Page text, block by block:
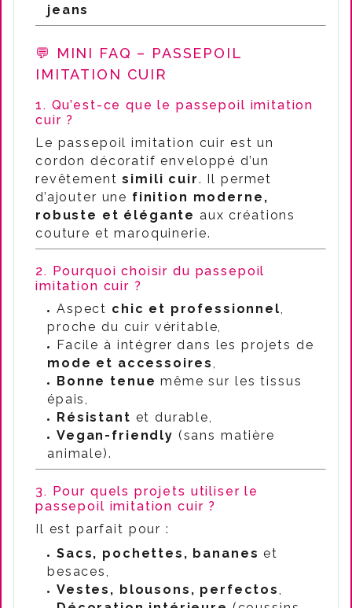
jeans
💬 MINI FAQ – PASSEPOIL
IMITATION CUIR
1. Qu’est-ce que le passepoil imitation
cuir ?
Le passepoil imitation cuir est un
cordon décoratif enveloppé d’un
revêtementsimili cuir. Il permet
d’ajouter une finition moderne,
robuste et élégante aux créations
couture et maroquinerie.
2. Pourquoi choisir du passepoil
imitation cuir ?
Aspect chic et professionnel
proche du cuir véritable,
Facile à intégrer dans les projets de
mode et accessoires
Bonne tenue même sur les tissus
épais,
Résistant et durable,
Vegan-friendly (sans matière
animale).
3. Pour quels projets utiliser le
passepoil imitation cuir ?
Il est parfait pour :
Sacs, pochettes, bananes et
besaces,
Vestes, blousons, perfectos